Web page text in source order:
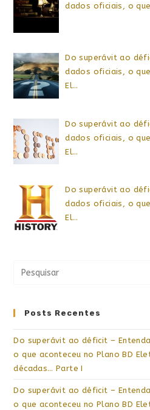
dados oficiais, o
Do superávit ao
dados oficiais, o
El…
Do superávit ao
dados oficiais, o
El…
Do superávit ao
dados oficiais, o
El…
Posts Recentes
Do superávit ao déficit –
o que aconteceu no Plano BD
décadas… Parte I
Do superávit ao déficit –
o que aconteceu no Plano BD